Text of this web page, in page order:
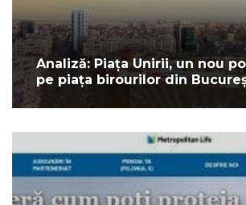
Analiză: Piața Unirii, un nou
pe piața birourilor din